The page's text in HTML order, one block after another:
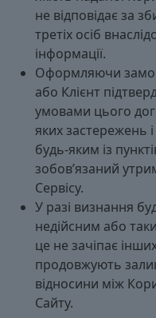
не відповідає за
третіх осіб
інформації.
Оформляючи
або Клієнт
умовами цього
яких застережень
будь-яким із
зобов’язаний
Сервісу.
У разі визнання
недійсним або
це не зачіпає
продовжують
відносини між
Сайту.